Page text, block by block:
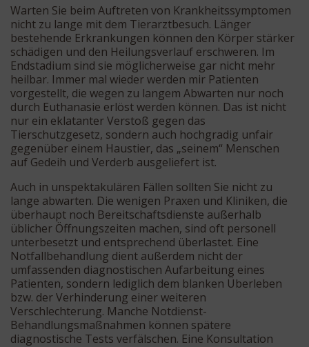
Warten Sie beim Auftreten von Krankheitssymptomen
nicht zu lange mit dem Tierarztbesuch. Länger
bestehende Erkrankungen können den Körper stärker
schädigen und den Heilungsverlauf erschweren. Im
Endstadium sind sie möglicherweise gar nicht mehr
heilbar. Immer mal wieder werden mir Patienten
vorgestellt, die wegen zu langem Abwarten nur noch
durch Euthanasie erlöst werden können. Das ist nicht
nur ein eklatanter Verstoß gegen das
Tierschutzgesetz, sondern auch hochgradig unfair
gegenüber einem Haustier, das „seinem“ Menschen
auf Gedeih und Verderb ausgeliefert ist.
Auch in unspektakulären Fällen sollten Sie nicht zu
lange abwarten. Die wenigen Praxen und Kliniken, die
überhaupt noch Bereitschaftsdienste außerhalb
üblicher Öffnungszeiten machen, sind oft personell
unterbesetzt und entsprechend überlastet. Eine
Notfallbehandlung dient außerdem nicht der
umfassenden diagnostischen Aufarbeitung eines
Patienten, sondern lediglich dem blanken Überleben
bzw. der Verhinderung einer weiteren
Verschlechterung. Manche Notdienst-
Behandlungsmaßnahmen können spätere
diagnostische Tests verfälschen. Eine Konsultation